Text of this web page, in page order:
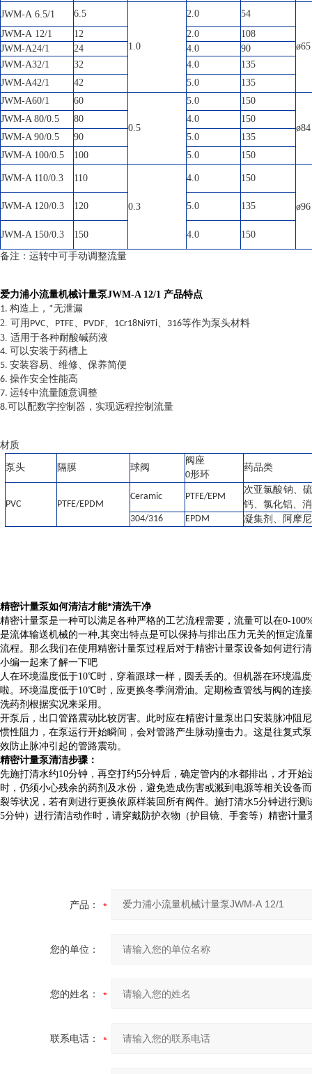
JWM-A 6.5/1 6.5
1.0
2.0 54
ø65
JWM-A 12/1 12 2.0
108
JWM-A24/1
24 4.0
90
JWM-A32/1
32 4.0
135
JWM-A42/1
42 5.0
135
JWM-A60/1
60
0.5
5.0 150
ø84
JWM-A 80/0.5 80 4.0
150
JWM-A 90/0.5
90 5.0
135
JWM-A 100/0.5
100 5.0 150
JWM-A 110/0.3 110
0.3
4.0 150
ø96
JWM-A 120/0.3 120 5.0 135
JWM-A 150/0.3 150 4.0 150
备注：运转中可手动调整流量
爱力浦小流量机械计量泵JWM-A 12/1 产品特点
1. 构造上，*无泄漏
2. 可用 PVC、 PTFE、 PVDF、 1Cr18Ni9Ti、 316等作为泵头材料
3. 适用于各种耐酸碱药液
4. 可以安装于药槽上
5. 安装容易、维修、保养简便
6. 操作安全性能高
7. 运转中流量随意调整
8.可以配数字控制器，实现远程控制流量
材质
泵头 隔膜 球阀
阀座
0形环
药品类
PVC PTFE/EPDM
Ceramic PTFE/EPM
次亚氯酸钠、
钙、氯化铝、
304/316
EPDM 凝集剂、阿摩
精密计量泵如何清洁才能*清洗干净
精密计量泵是一种可以满足各种严格的工艺流程需要，流量可以在0-
是流体输送机械的一种,其突出特点是可以保持与排出压力无关的恒定
流程。那么我们在使用精密计量泵过程后对于精密计量泵设备如何进行
小编一起来了解一下吧
人在环境温度低于10℃时，穿着跟球一样，圆丢丢的。但机器在环境温
啦。环境温度低于10℃时，应更换冬季润滑油。定期检查管线与阀的连
洗药剂根据实况来采用。
开泵后，出口管路震动比较厉害。此时应在精密计量泵出口安装脉冲阻
惯性阻力，在泵运行开始瞬间，会对管路产生脉动撞击力。这是往复式
效防止脉冲引起的管路震动。
精密计量泵清洁步骤：
先施打清水约10分钟，再空打约5分钟后，确定管内的水都排出，才开
时，仍须小心残余的药剂及水份，避免造成伤害或溅到电源等相关设备
裂等状况，若有则进行更换依原样装回所有阀件。施打清水5分钟进行
5分钟）进行清洁动作时，请穿戴防护衣物（护目镜、手套等）精密计
产品：
您的单位：
您的姓名：
联系电话：